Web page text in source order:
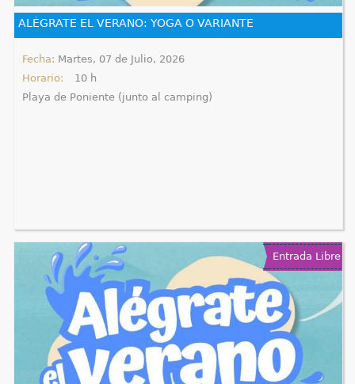
e
t
ALÉGRATE EL VERANO: YOGA O VARIANTE
Fecha: Martes, 07 de Julio, 2026
Horario:
10 h
Playa de Poniente (junto al camping)
Entrada Libre